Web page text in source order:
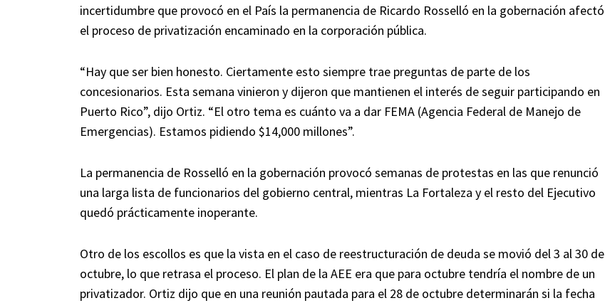
incertidumbre que provocó en el País la permanencia de Ricardo Rosselló en la gobernación afectó
el proceso de privatización encaminado en la corporación pública.
“Hay que ser bien honesto. Ciertamente esto siempre trae preguntas de parte de los
concesionarios. Esta semana vinieron y dijeron que mantienen el interés de seguir participando en
Puerto Rico”, dijo Ortiz. “El otro tema es cuánto va a dar FEMA (Agencia Federal de Manejo de
Emergencias). Estamos pidiendo $14,000 millones”.
La permanencia de Rosselló en la gobernación provocó semanas de protestas en las que renunció
una larga lista de funcionarios del gobierno central, mientras La Fortaleza y el resto del Ejecutivo
quedó prácticamente inoperante.
Otro de los escollos es que la vista en el caso de reestructuración de deuda se movió del 3 al 30 de
octubre, lo que retrasa el proceso. El plan de la AEE era que para octubre tendría el nombre de un
privatizador. Ortiz dijo que en una reunión pautada para el 28 de octubre determinarán si la fecha